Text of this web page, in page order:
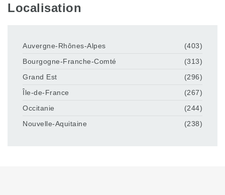
Localisation
Auvergne-Rhônes-Alpes
(403)
Bourgogne-Franche-Comté
(313)
Grand Est
(296)
Île-de-France
(267)
Occitanie
(244)
Nouvelle-Aquitaine
(238)